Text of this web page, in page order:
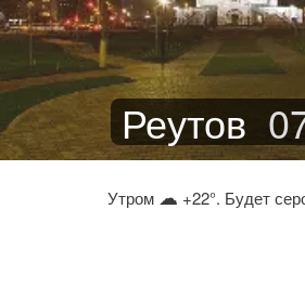
Реутов
Утром ☁ +22°. Будет